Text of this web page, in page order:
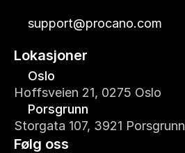
support@procano.com
Lokasjoner
Oslo
Hoffsveien 21, 0275 Oslo
Porsgrunn
Storgata 107, 3921 Porsgrunn
Følg oss